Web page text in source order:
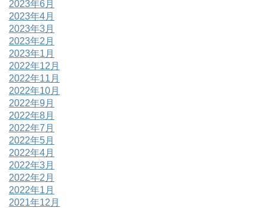
2023年6月
2023年4月
2023年3月
2023年2月
2023年1月
2022年12月
2022年11月
2022年10月
2022年9月
2022年8月
2022年7月
2022年5月
2022年4月
2022年3月
2022年2月
2022年1月
2021年12月